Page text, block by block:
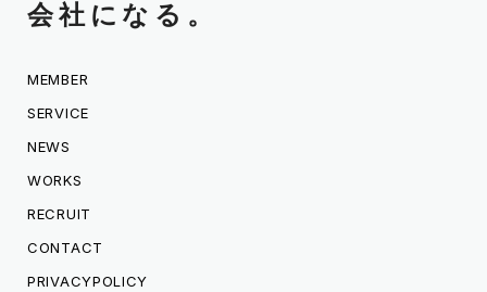
会社になる。
MEMBER
SERVICE
NEWS
WORKS
RECRUIT
CONTACT
PRIVACYPOLICY